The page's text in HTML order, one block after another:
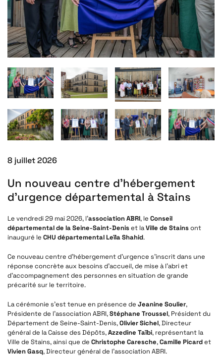
8 juillet 2026
Un nouveau centre d’hébergement
d’urgence départemental à Stains
Le vendredi 29 mai 2026, l’association ABRI, le Conseil
départemental de la Seine-Saint-Deniset laVille de Stainsont
inauguré le CHU départemental Leïla Shahid.
Ce nouveau centre d’hébergement d’urgence s’inscrit dans une
réponse concrète aux besoins d’accueil, de mise à l’abri et
d’accompagnement des personnes en situation de grande
précarité sur le territoire.
La cérémonie s’est tenue en présence de Jeanine Soulier,
Présidente de l’association ABRI,Stéphane Troussel, Président du
Département de Seine-Saint-Denis,Olivier Sichel, Directeur
général de la Caisse des Dépôts,Azzedine Taïbi, représentant la
Ville de Stains, ainsi que de Christophe Caresche,Camille Picardet
Vivien Gasq, Directeur général de l’association ABRI.